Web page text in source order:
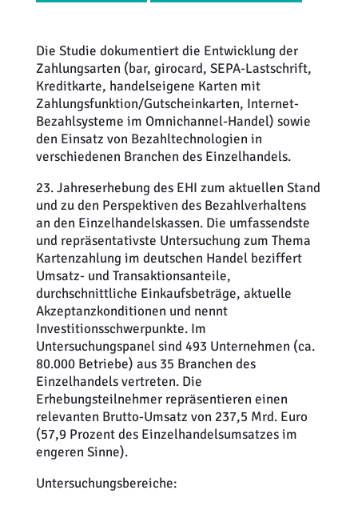
Die Studie dokumentiert die Entwicklung der
Zahlungsarten (bar, girocard, SEPA-Lastschrift,
Kreditkarte, handelseigene Karten mit
Zahlungsfunktion/Gutscheinkarten, Internet-
Bezahlsysteme im Omnichannel-Handel) sowie
den Einsatz von Bezahltechnologien in
verschiedenen Branchen des Einzelhandels.
23. Jahreserhebung des EHI zum aktuellen Stand
und zu den Perspektiven des Bezahlverhaltens
an den Einzelhandelskassen. Die umfassendste
und repräsentativste Untersuchung zum Thema
Kartenzahlung im deutschen Handel beziffert
Umsatz- und Transaktionsanteile,
durchschnittliche Einkaufsbeträge, aktuelle
Akzeptanzkonditionen und nennt
Investitionsschwerpunkte. Im
Untersuchungspanel sind 493 Unternehmen (ca.
80.000 Betriebe) aus 35 Branchen des
Einzelhandels vertreten. Die
Erhebungsteilnehmer repräsentieren einen
relevanten Brutto-Umsatz von 237,5 Mrd. Euro
(57,9 Prozent des Einzelhandelsumsatzes im
engeren Sinne).
Untersuchungsbereiche: